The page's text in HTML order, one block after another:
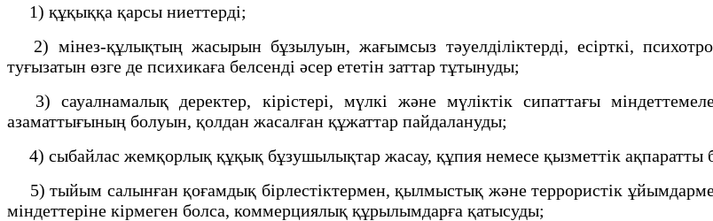
1) құқыққа қарсы ниеттерді;
2) мінез-құлықтың жасырын бұзылуын, жағымсыз тәуелділіктерді, есірткі,
туғызатын өзге де психикаға белсенді әсер ететін заттар тұтынуды;
3) сауалнамалық деректер, кірістері, мүлкі және мүліктік сипаттағы
азаматтығының болуын, қолдан жасалған құжаттар пайдалануды;
4) сыбайлас жемқорлық құқық бұзушылықтар жасау, құпия немесе қызметтік ақпаратты
5) тыйым салынған қоғамдық бірлестіктермен, қылмыстық және террористік
міндеттеріне кірмеген болса, коммерциялық құрылымдарға қатысуды;